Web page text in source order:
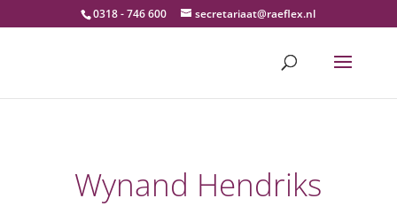
0318 - 746 600 secretariaat@raeflex.nl
Wynand Hendriks